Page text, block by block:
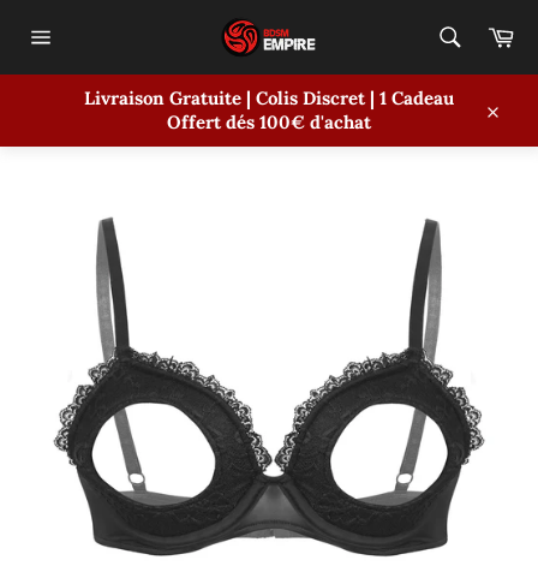
Livraison Gratuite | Colis Discret | 1 Cadeau
Offert dés 100€ d'achat
SOUTIEN-GORGE DENTELLE